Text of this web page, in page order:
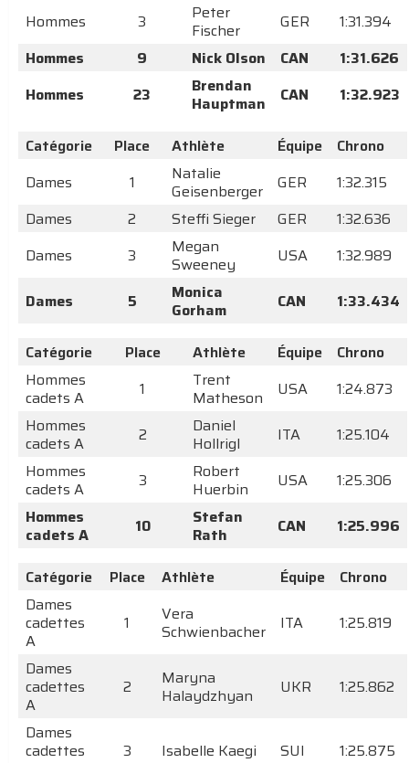
Hommes
3
Peter
Fischer
GER
1:31.394
Hommes
9 Nick Olson CAN
1:31.626
Hommes
23
Brendan
Hauptman
CAN 1:32.923
Catégorie Place Athlète Équipe
Chrono
Dames
1
Natalie
Geisenberger
GER
1:32.315
Dames
2 Steffi Sieger GER
1:32.636
Dames
3
Megan
Sweeney
USA
1:32.989
Dames
5
Monica
Gorham
CAN 1:33.434
Catégorie Place Athlète Équipe
Chrono
Hommes
cadets A
1
Trent
Matheson
USA
1:24.873
Hommes
cadets A
2
Daniel
Hollrigl
ITA
1:25.104
Hommes
cadets A
3
Robert
Huerbin
USA
1:25.306
Hommes
cadets A
10
Stefan
Rath
CAN 1:25.996
Catégorie Place Athlète Équipe
Chrono
Dames
cadettes
A
1
Vera
Schwienbacher
ITA
1:25.819
Dames
cadettes
A
2
Maryna
Halaydzhyan
UKR
1:25.862
Dames
cadettes
3 Isabelle Kaegi SUI
1:25.875